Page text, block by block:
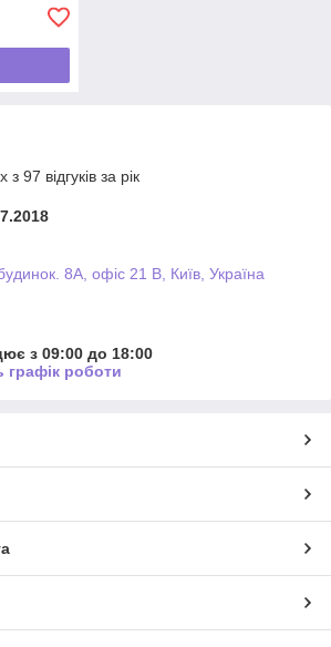
97 відгуків за рік
8А, офіс 21 В, Київ, Україна
з 09:00 до 18:00
графік роботи